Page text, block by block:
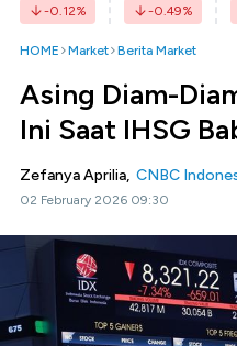
-0.12% -0.49%
HOME Market Berita Market
Asing Diam-
Ini Saat IHSG
Zefanya Aprilia, CNBC
02 February 2026 09:30